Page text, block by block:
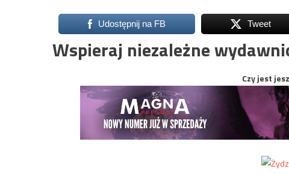
Udostępnij na FB Tweet
Wspieraj niezależne
Czy jest